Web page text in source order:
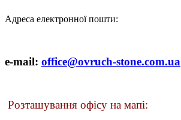
Адреса електронної пошти:
e-mail: office@ovruch-stone.com.ua
Розташування офісу на мапі: